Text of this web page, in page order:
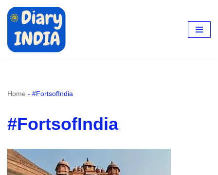
content
Home - #FortsofIndia
#FortsofIndia